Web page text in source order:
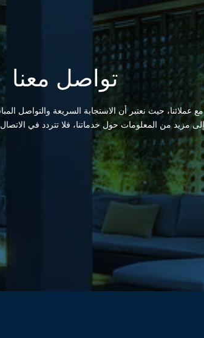
تواصل معنا
حيث نعتبر أن الاستجابة السريعة والتواصل
مزيد من المعلومات حول خدماتنا، فلا تتردد في الاتصال